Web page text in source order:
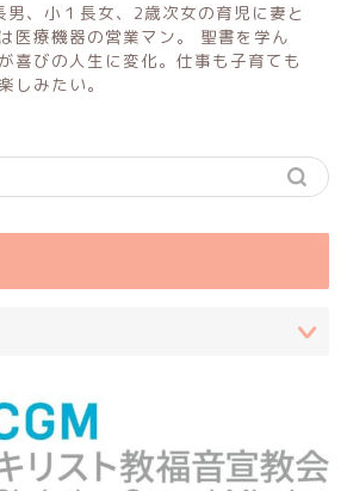
男、小１長女、2歳次女の育児に妻と
医療機器の営業マン。 聖書を学ん
喜びの人生に変化。仕事も子育ても
しみたい。